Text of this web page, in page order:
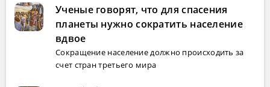
Ученые говорят, что для спасения
планеты нужно сократить население
вдвое
Сокращение население должно происходить за
счет стран третьего мира